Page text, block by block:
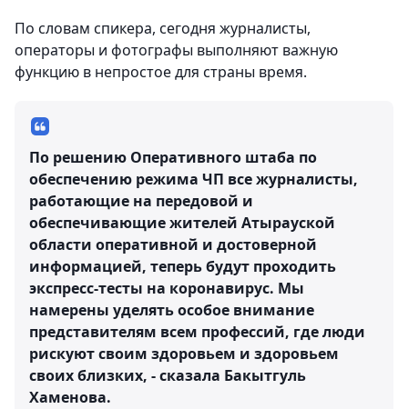
По словам спикера, сегодня журналисты,
операторы и фотографы выполняют важную
функцию в непростое для страны время.
По решению Оперативного штаба по
обеспечению режима ЧП все журналисты,
работающие на передовой и
обеспечивающие жителей Атырауской
области оперативной и достоверной
информацией, теперь будут проходить
экспресс-тесты на коронавирус. Мы
намерены уделять особое внимание
представителям всем профессий, где люди
рискуют своим здоровьем и здоровьем
своих близких, - сказала Бакытгуль
Хаменова.